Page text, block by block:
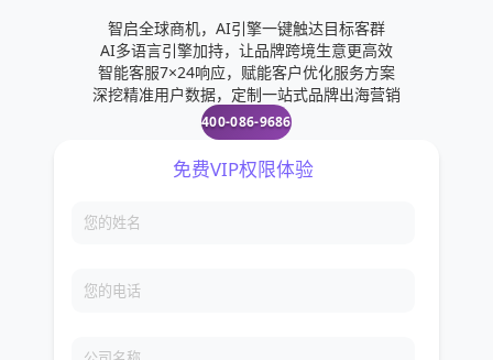
智启全球商机，AI引擎一键触达目标客群
AI多语言引擎加持，让品牌跨境生意更高效
智能客服7×24响应，赋能客户优化服务方案
深挖精准用户数据，定制一站式品牌出海营销
400-086-9686